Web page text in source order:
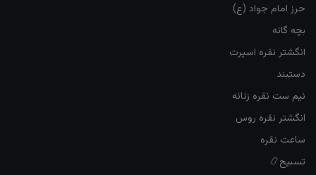
حرز امام جواد (ع)
بچه گانه
انگشتر نقره اسپرت
دستبند
نیم ست نقره زنانه
انگشتر نقره روس
ساعت نقره
تسبیح📿